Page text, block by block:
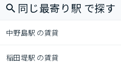
同じ最寄り駅 で探す
中野島駅 の賃貸
稲田堤駅 の賃貸